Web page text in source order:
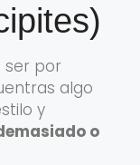
ser por
algo
y
o